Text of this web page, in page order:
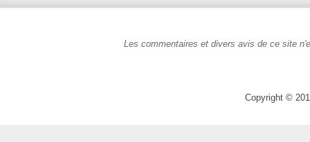
Les commentaires et divers avis de ce site
Copyright ©